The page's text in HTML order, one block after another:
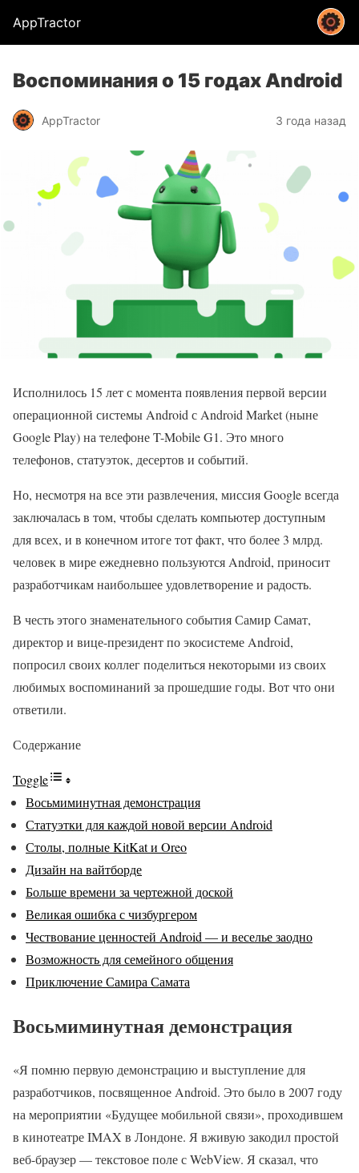
AppTractor
Воспоминания о 15 годах Android
AppTractor 3 года назад
Исполнилось 15 лет с момента появления первой версии
операционной системы Android с Android Market (ныне
Google Play) на телефоне T-Mobile G1. Это много
телефонов, статуэток, десертов и событий.
Но, несмотря на все эти развлечения, миссия Google всегда
заключалась в том, чтобы сделать компьютер доступным
для всех, и в конечном итоге тот факт, что более 3 млрд.
человек в мире ежедневно пользуются Android, приносит
разработчикам наибольшее удовлетворение и радость.
В честь этого знаменательного события Самир Самат,
директор и вице-президент по экосистеме Android,
попросил своих коллег поделиться некоторыми из своих
любимых воспоминаний за прошедшие годы. Вот что они
ответили.
Содержание
Toggle
Восьмиминутная демонстрация
Статуэтки для каждой новой версии Android
Столы, полные KitKat и Oreo
Дизайн на вайтборде
Больше времени за чертежной доской
Великая ошибка с чизбургером
Чествование ценностей Android — и веселье заодно
Возможность для семейного общения
Приключение Самира Самата
Восьмиминутная демонстрация
«Я помню первую демонстрацию и выступление для
разработчиков, посвященное Android. Это было в 2007 году
на мероприятии «Будущее мобильной связи», проходившем
в кинотеатре IMAX в Лондоне. Я вживую закодил простой
веб-браузер — текстовое поле с WebView. Я сказал, что